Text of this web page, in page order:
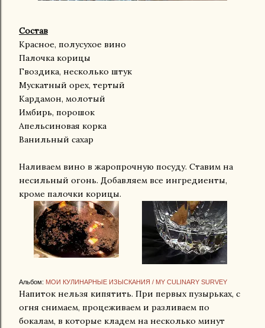
Состав
Красное, полусухое вино
Палочка корицы
Гвоздика, несколько штук
Мускатный орех, тертый
Кардамон, молотый
Имбирь, порошок
Апельсиновая корка
Ванильный сахар
Наливаем вино в жаропрочную посуду. Ставим на
несильный огонь. Добавляем все ингредиенты,
кроме палочки корицы.
Альбом: МОИ КУЛИНАРНЫЕ ИЗЫСКАНИЯ / MY CULINARY SURVEY
Напиток нельзя кипятить. При первых пузырьках, с
огня снимаем, процеживаем и разливаем по
бокалам, в которые кладем на несколько минут